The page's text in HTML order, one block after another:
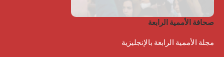
صحافة الأممية الرابعة
مجلة الأممية الرابعة بالإنجليزية